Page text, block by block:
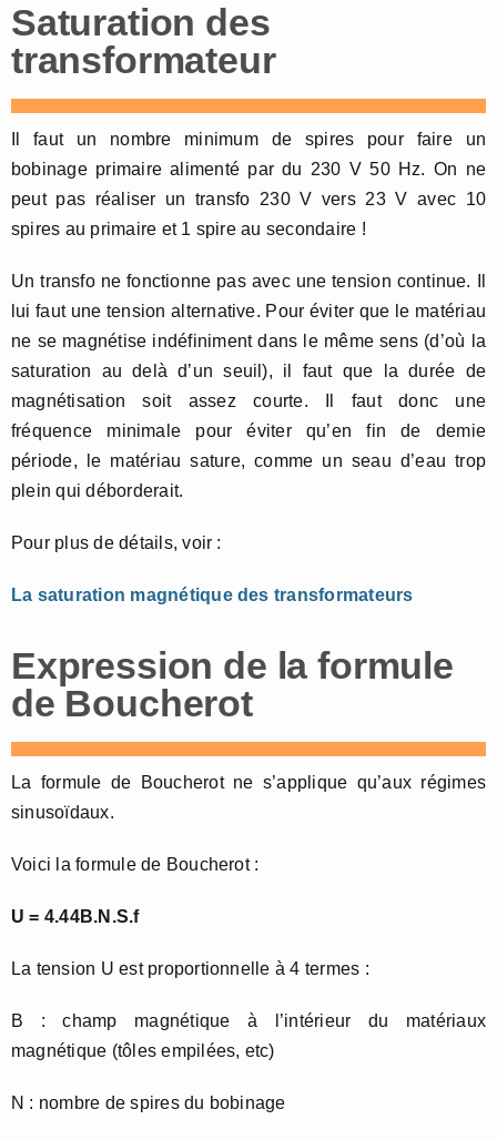
Saturation des
transformateur
Il faut un nombre minimum de spires pour faire un
bobinage primaire alimenté par du 230 V 50 Hz. On ne
peut pas réaliser un transfo 230 V vers 23 V avec 10
spires au primaire et 1 spire au secondaire !
Un transfo ne fonctionne pas avec une tension continue. Il
lui faut une tension alternative. Pour éviter que le matériau
ne se magnétise indéfiniment dans le même sens (d’où la
saturation au delà d’un seuil), il faut que la durée de
magnétisation soit assez courte. Il faut donc une
fréquence minimale pour éviter qu’en fin de demie
période, le matériau sature, comme un seau d’eau trop
plein qui déborderait.
Pour plus de détails, voir :
La saturation magnétique des transformateurs
Expression de la formule
de Boucherot
La formule de Boucherot ne s’applique qu’aux régimes
sinusoïdaux.
Voici la formule de Boucherot :
U = 4.44B.N.S.f
La tension U est proportionnelle à 4 termes :
B : champ magnétique à l’intérieur du matériaux
magnétique (tôles empilées, etc)
N : nombre de spires du bobinage